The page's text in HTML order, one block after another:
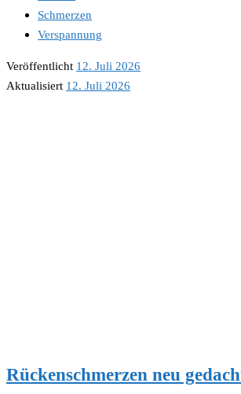
Schmerzen
Verspannung
Veröffentlicht 12. Juli 2026
Aktualisiert 12. Juli 2026
Rückenschmerzen neu